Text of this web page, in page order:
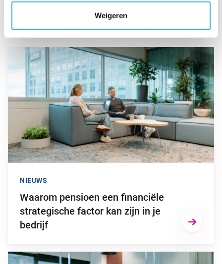
Weigeren
Ook interessant
Ga naar “Waarom pensioen een financiële strategische
Waarom pensioen een financiële
strategische factor kan zijn in je
bedrijf
NIEUWS
Ga naar “Niet op tijd overstappen naar het nieuwe